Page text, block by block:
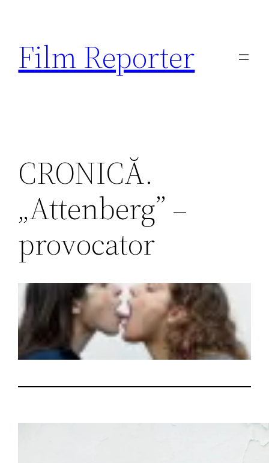
conținut
Film Reporter
CRONICĂ.
„Attenberg” –
provocator